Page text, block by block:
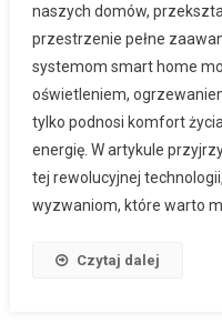
naszych domów,
przestrzenie pełne
systemom smart home
oświetleniem,
tylko podnosi komfort
energię. W artykule
tej rewolucyjnej
wyzwaniom, które warto
Czytaj dalej